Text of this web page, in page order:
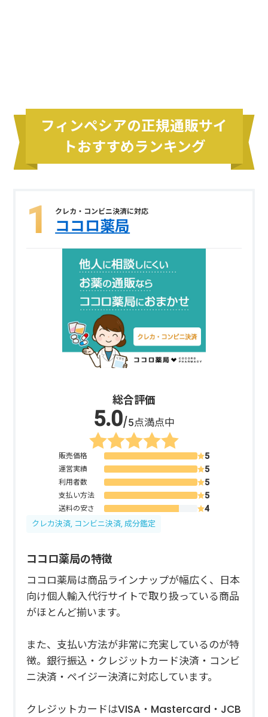
フィンペシアの正規通販サイ
トおすすめランキング
クレカ・コンビニ決済に対応
ココロ薬局
総合評価
/5点満点中
販売価格
運営実績
利用者数
支払い方法
送料の安さ
クレカ決済, コンビニ決済, 成分鑑定
ココロ薬局の特徴
ココロ薬局は商品ラインナップが幅広く、日本
向け個人輸入代行サイトで取り扱っている商品
がほとんど揃います。
また、支払い方法が非常に充実しているのが特
徴。銀行振込・クレジットカード決済・コンビ
ニ決済・ペイジー決済に対応しています。
クレジットカードはVISA・Mastercard・JCB